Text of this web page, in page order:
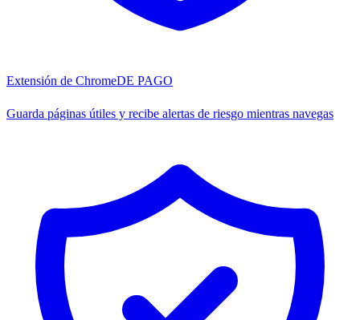
Extensión de ChromeDE PAGO
Guarda páginas útiles y recibe alertas de riesgo mientras navegas